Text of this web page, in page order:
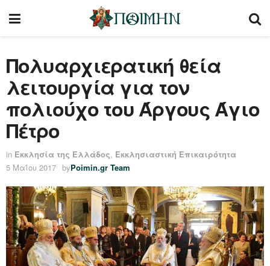
Πολυαρχιερατική θεία
λειτουργία για τον
πολιούχο του Άργους Άγιο
Πέτρο
in Εκκλησία της Ελλάδος, Εκκλησιαστική Επικαιρότητα
5 Μαΐου 2017 byPoimin.gr Team